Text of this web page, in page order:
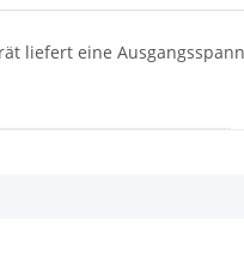
liefert eine